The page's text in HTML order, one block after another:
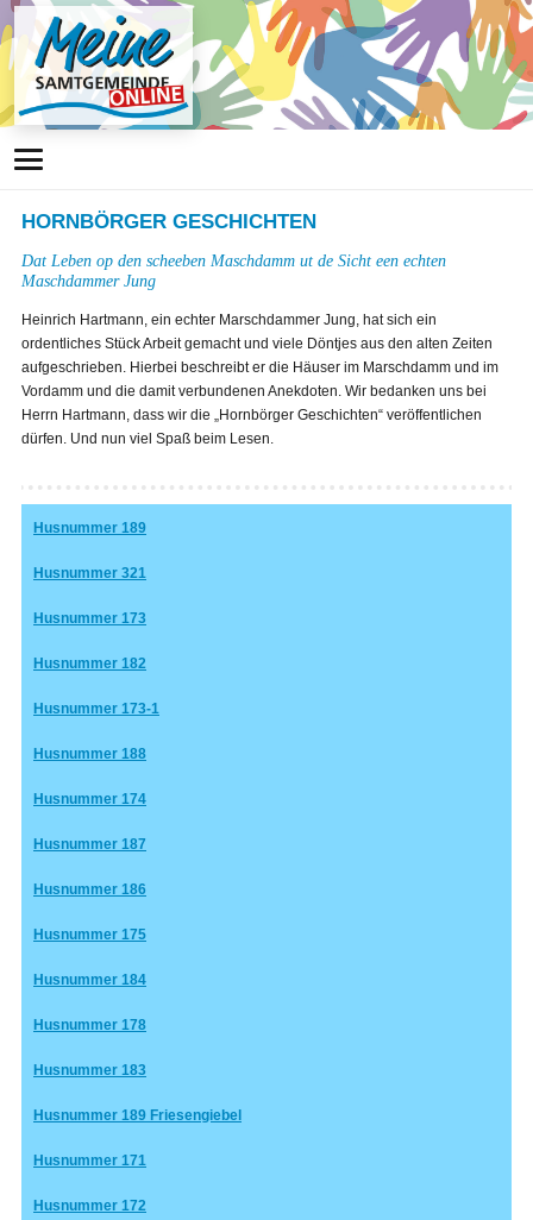
HORNBÖRGER GESCHICHTEN
Dat Leben op den scheeben Maschdamm ut de Sicht een echten
Maschdammer Jung
Heinrich Hartmann, ein echter Marschdammer Jung, hat sich ein
ordentliches Stück Arbeit gemacht und viele Döntjes aus den alten Zeiten
aufgeschrieben. Hierbei beschreibt er die Häuser im Marschdamm und im
Vordamm und die damit verbundenen Anekdoten. Wir bedanken uns bei
Herrn Hartmann, dass wir die „Hornbörger Geschichten“ veröffentlichen
dürfen. Und nun viel Spaß beim Lesen.
Husnummer 189
Husnummer 321
Husnummer 173
Husnummer 182
Husnummer 173-1
Husnummer 188
Husnummer 174
Husnummer 187
Husnummer 186
Husnummer 175
Husnummer 184
Husnummer 178
Husnummer 183
Husnummer 189 Friesengiebel
Husnummer 171
Husnummer 172